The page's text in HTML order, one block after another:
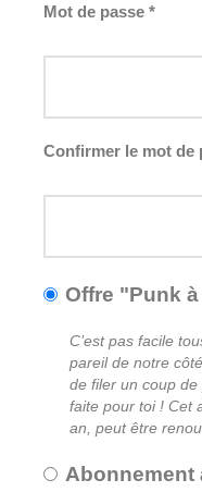
Mot de passe *
Confirmer le mot de
Offre "Punk
C’est pas facile
pareil de notre
de filer un coup de
faite pour toi ! Cet
an, peut être
Abonnement